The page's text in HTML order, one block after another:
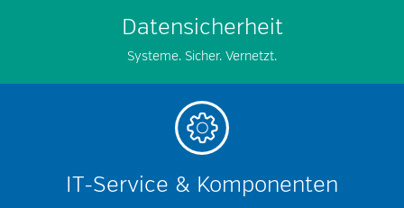
Datensicherheit
Systeme. Sicher. Vernetzt.
IT-Service & Komponenten